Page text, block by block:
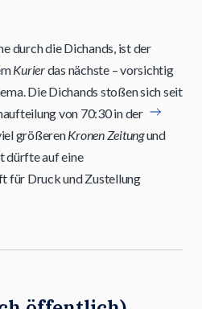
durch die Dichands, ist der
Kurierdas nächste – vorsichtig
Die Dichands stoßen sich seit
von 70:30 in der
größerenKronen Zeitungund
dürfte auf eine
für Druck und Zustellung